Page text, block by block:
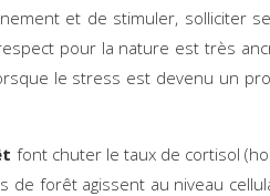
et de stimuler, solliciter
pour la nature est très
le stress est devenu un
font chuter le taux de cortisol
de forêt agissent au niveau